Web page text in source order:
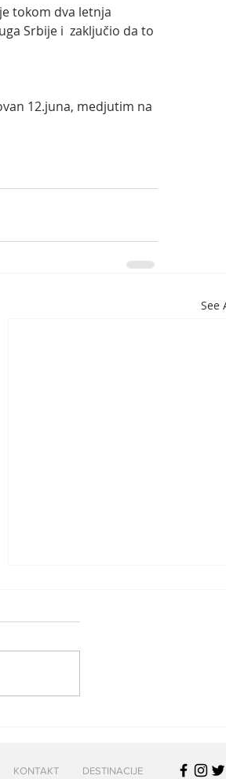
tokom dva letnja
Srbije i  zaključio da to
12.juna, medjutim na
See
KONTAKT DESTINACIJE